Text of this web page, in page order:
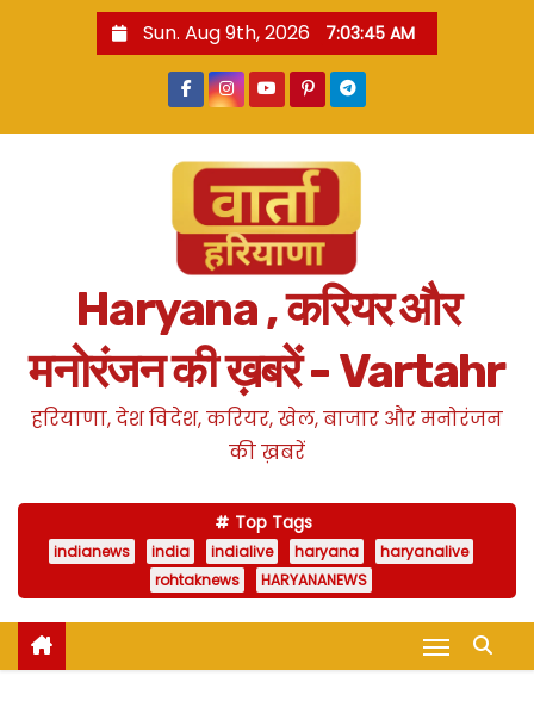
Sun. Aug 9th, 2026 7:03:46 AM
Haryana , करियर और
मनोरंजन की ख़बरें - Vartahr
हरियाणा, देश विदेश, करियर, खेल, बाजार और मनोरंजन
की ख़बरें
Top Tags
indianews india indialive haryana
haryanalive
rohtaknews
HARYANANEWS